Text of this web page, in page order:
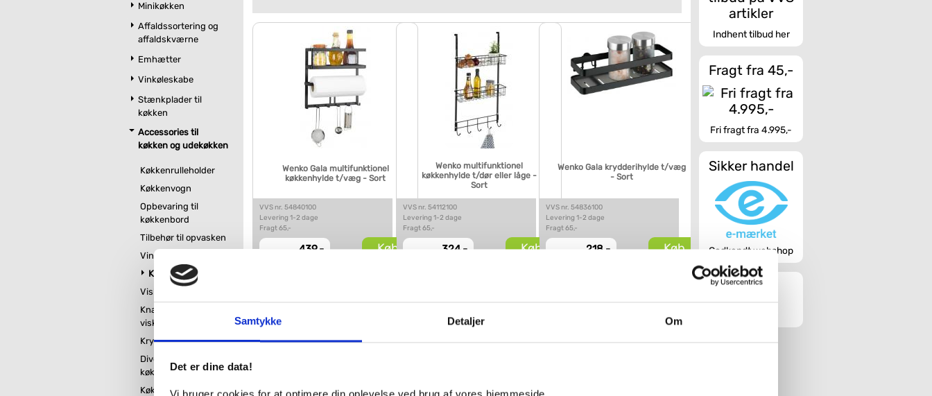
Samtykke Detaljer Om
Det er dine data!
Minikøkken
Affaldssortering og
affaldskværne
Emhætter
Vinkøleskabe
Stænkplader til
køkken
Accessories til
køkken og udekøkken
Køkkenrulleholder
Køkkenvogn
Opbevaring til
køkkenbord
Tilbehør til opvasken
Vinreol
Køkkenhylder
Viskestykke holder
Knager til
viskestykker
Krydderi opbevaring
Diverse
køkkentilbehør
Køkkenarmatur til
Wenko Gala multifunktionel
køkkenhylde t/væg - Sort
VVS nr. 54840100
Levering 1-2 dage
Fragt 65,-
439,- Køb
Wenko multifunktionel
køkkenhylde t/dør eller låge -
Sort
VVS nr. 54112100
Levering 1-2 dage
Fragt 65,-
324,- Køb
Wenko Gala krydderihylde t/væg
- Sort
VVS nr. 54836100
Levering 1-2 dage
Fragt 65,-
218,- Køb
Indhent tilbud her
Fragt fra 45,-
Fri fragt fra 4.995,-
Sikker handel
Godkendt webshop